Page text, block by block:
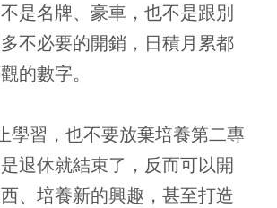
是名牌、豪車，也不是跟別
不必要的開銷，日積月累都
的數字。
學習，也不要放棄培養第二專
退休就結束了，反而可以開
、培養新的興趣，甚至打造